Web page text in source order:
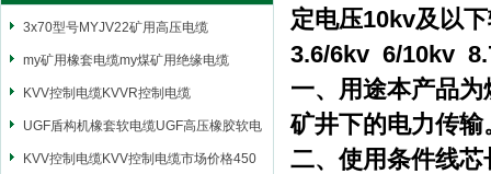
3x70型号MYJV22矿用高压电缆
my矿用橡套电缆my煤矿用绝缘电缆
KVV控制电缆KVVR控制电缆
UGF盾构机橡套软电缆UGF高压橡胶软电
缆
KVV控制电缆KVV控制电缆市场价格450
定电压10kv及以
3.6/6kv 6/10kv
一、用途本产品
矿井下的电力传输
二、使用条件线